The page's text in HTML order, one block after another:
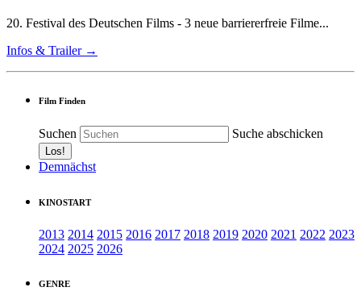
20. Festival des Deutschen Films - 3 neue barriererfreie Filme...
Infos & Trailer →
Film Finden
Suchen Suche abschicken
Demnächst
KINOSTART
2013 2014 2015 2016 2017 2018 2019 2020 2021 2022 2023
2024 2025 2026
GENRE